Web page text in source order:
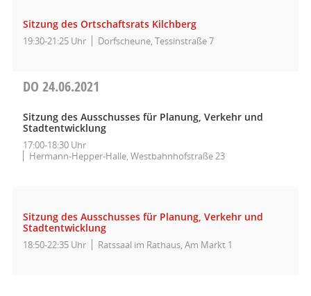
Sitzung des Ortschaftsrats Kilchberg
19:30-21:25 Uhr Dorfscheune, Tessinstraße 7
DO 24.06.2021
Sitzung des Ausschusses für Planung, Verkehr und
Stadtentwicklung
17:00-18:30 Uhr
Hermann-Hepper-Halle, Westbahnhofstraße 23
Sitzung des Ausschusses für Planung, Verkehr und
Stadtentwicklung
18:50-22:35 Uhr Ratssaal im Rathaus, Am Markt 1